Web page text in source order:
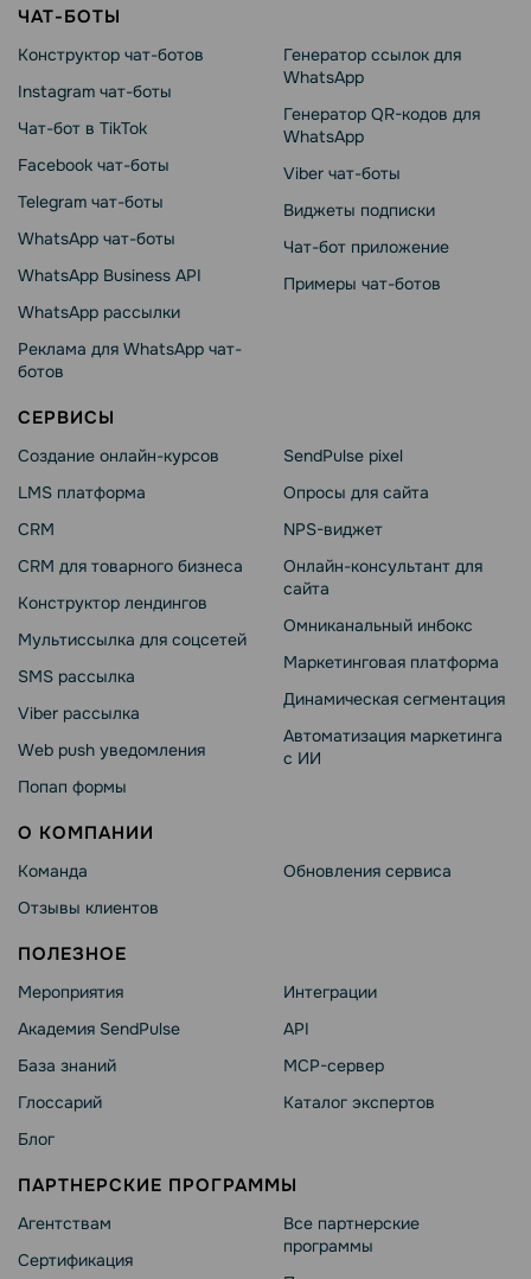
ЧАТ-БОТЫ
Конструктор чат-ботов
Instagram чат-боты
Чат-бот в TikTok
Facebook чат-боты
Telegram чат-боты
WhatsApp чат-боты
WhatsApp Business API
WhatsApp рассылки
Реклама для WhatsApp чат-
ботов
Генератор ссылок для
WhatsApp
Генератор QR-кодов для
WhatsApp
Viber чат-боты
Виджеты подписки
Чат-бот приложение
Примеры чат-ботов
СЕРВИСЫ
Создание онлайн-курсов
LMS платформа
CRM
CRM для товарного бизнеса
Конструктор лендингов
Мультиссылка для соцсетей
SMS рассылка
Viber рассылка
Web push уведомления
Попап формы
SendPulse pixel
Опросы для сайта
NPS-виджет
Онлайн-консультант для
сайта
Омниканальный инбокс
Маркетинговая платформа
Динамическая сегментация
Автоматизация маркетинга
с ИИ
О КОМПАНИИ
Команда
Отзывы клиентов
Обновления сервиса
ПОЛЕЗНОЕ
Мероприятия
Академия SendPulse
База знаний
Глоссарий
Блог
Интеграции
API
MCP-сервер
Каталог экспертов
ПАРТНЕРСКИЕ ПРОГРАММЫ
Агентствам
Сертификация
Все партнерские
программы